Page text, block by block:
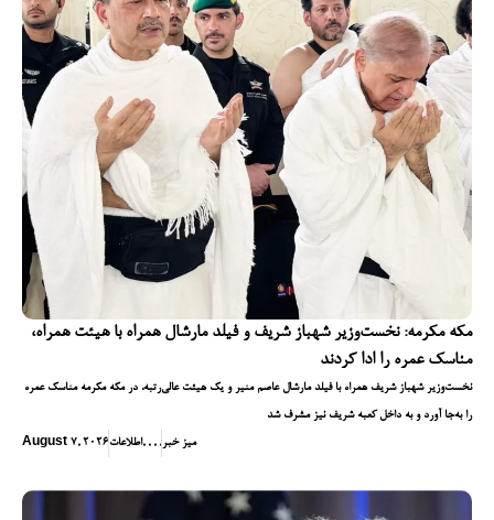
مکه مکرمه: نخست‌وزیر شهباز شریف و فیلد مارشال همراه با هیئت همراه،
مناسک عمره را ادا کردند
نخست‌وزیر شهباز شریف همراه با فیلد مارشال عاصم منیر و یک هیئت عالی‌رتبه، در مکه مکرمه مناسک عمره
را به‌جا آورد و به داخل کعبه شریف نیز مشرف شد
August 7, 2026اطلاعات, , , , میز خبر